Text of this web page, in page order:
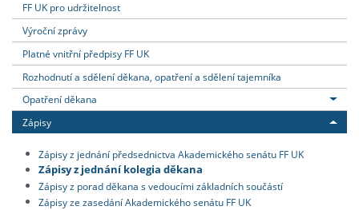
FF UK pro udržitelnost
Výroční zprávy
Platné vnitřní předpisy FF UK
Rozhodnutí a sdělení děkana, opatření a sdělení tajemníka
Opatření děkana
Zápisy
Zápisy z jednání předsednictva Akademického senátu FF UK
Zápisy z jednání kolegia děkana
Zápisy z porad děkana s vedoucími základních součástí
Zápisy ze zasedání Akademického senátu FF UK